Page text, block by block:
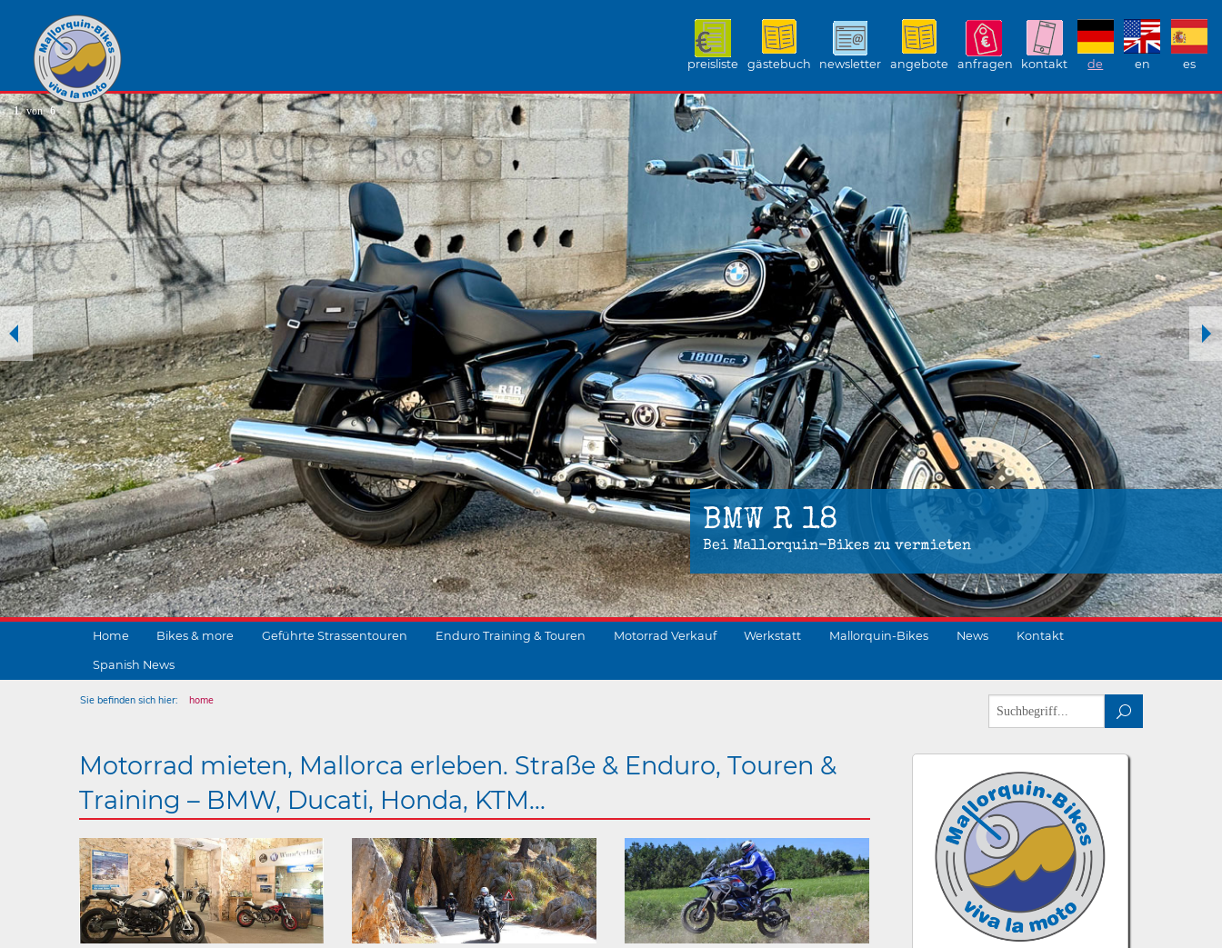
preisliste gästebuch newsletter angebote anfragen kontakt de en es
BMW R 18
Bei Mallorquin-Bikes zu vermieten
1 von 6
Home Bikes & more Geführte Strassentouren Enduro Training & Touren Motorrad Verkauf Werkstatt Mallorquin-Bikes News Kontakt
Spanish News
Sie befinden sich hier:
home
Motorrad mieten, Mallorca erleben. Straße & Enduro, Touren &
Training – BMW, Ducati, Honda, KTM...